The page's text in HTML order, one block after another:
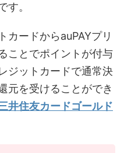
す。
カードからauPAYプリ
ことでポイントが付与
ジットカードで通常決
元を受けることができ
井住友カードゴールド